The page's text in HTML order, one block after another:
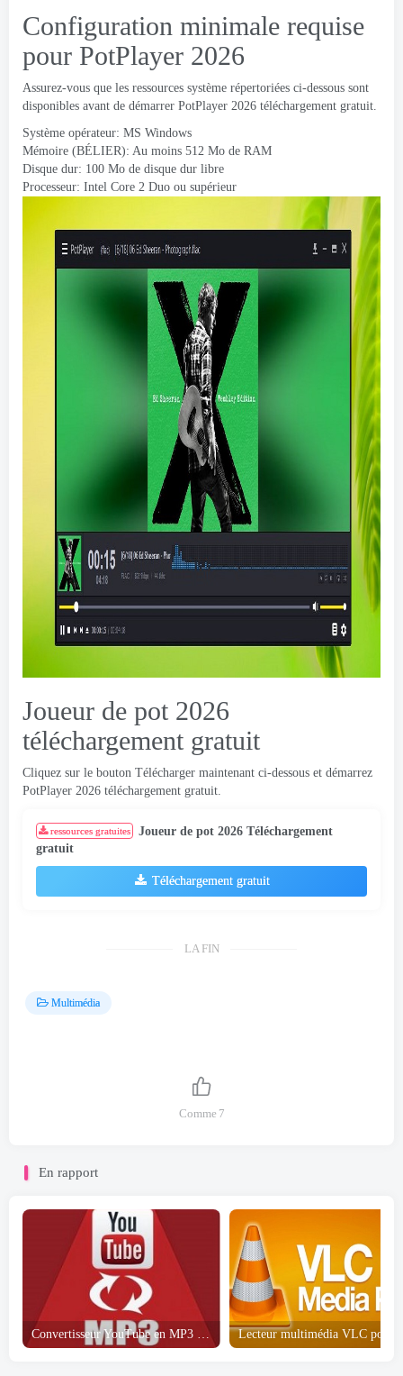
Configuration minimale requise
pour PotPlayer 2026
Assurez-vous que les ressources système répertoriées ci-dessous sont
disponibles avant de démarrer PotPlayer 2026 téléchargement gratuit.
Système opérateur: MS Windows
Mémoire (BÉLIER): Au moins 512 Mo de RAM
Disque dur: 100 Mo de disque dur libre
Processeur: Intel Core 2 Duo ou supérieur
Joueur de pot 2026
téléchargement gratuit
Cliquez sur le bouton Télécharger maintenant ci-dessous et démarrez
PotPlayer 2026 téléchargement gratuit.
ressources gratuites
Joueur de pot 2026 Téléchargement
gratuit
Téléchargement gratuit
LA FIN
Multimédia
Comme 7
En rapport
Convertisseur YouTube en MP3 4 Téléchargement gratuit